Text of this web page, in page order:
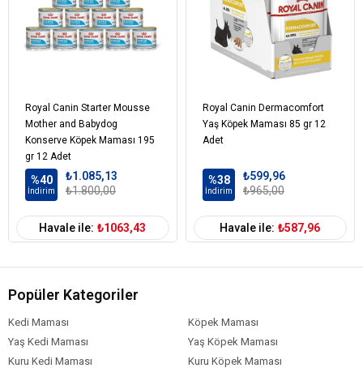
Royal Canin Starter Mousse
Mother and Babydog
Konserve Köpek Maması 195
gr 12 Adet
%40
İndirim
₺1.085,13
₺1.800,00
Havale ile: ₺1063,43
Royal Canin Dermacomfort
Yaş Köpek Maması 85 gr 12
Adet
%38
İndirim
₺599,96
₺965,00
Havale ile: ₺587,96
Popüler Kategoriler
Kedi Maması
Köpek Maması
Yaş Kedi Maması
Yaş Köpek Maması
Kuru Kedi Maması
Kuru Köpek Maması